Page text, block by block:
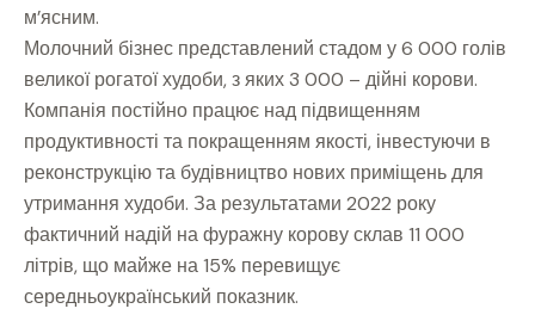
м’ясним.
Молочний бізнес представлений стадом у 6 000 голів
великої рогатої худоби, з яких 3 000 – дійні корови.
Компанія постійно працює над підвищенням
продуктивності та покращенням якості, інвестуючи в
реконструкцію та будівництво нових приміщень для
утримання худоби. За результатами 2022 року
фактичний надій на фуражну корову склав 11 000
літрів, що майже на 15% перевищує
середньоукраїнський показник.